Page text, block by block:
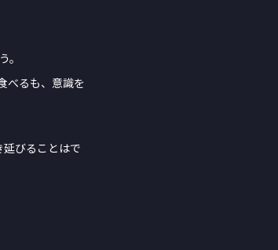
。
べるも、意識を
びることはで